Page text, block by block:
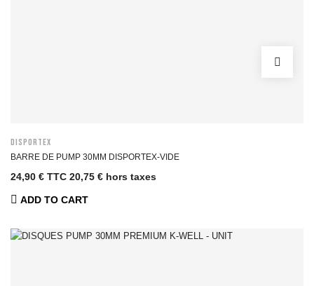
DISPORTEX
BARRE DE PUMP 30MM DISPORTEX-VIDE
24,90 € TTC 20,75 € hors taxes
ADD TO CART